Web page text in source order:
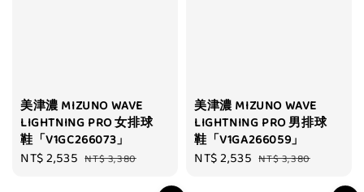
美津濃 MIZUNO WAVE
LIGHTNING PRO 女排球
鞋「V1GC266073」
Sale
NT$ 2,535 Regular
NT$ 3,380
美津濃 MIZUNO WAVE
LIGHTNING PRO 男排球
鞋「V1GA266059」
Sale
NT$ 2,535 Regular
NT$ 3,380